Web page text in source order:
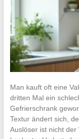
Man kauft oft eine
dritten Mal ein
Gefrierschrank
Textur ändert sich,
Auslöser ist nicht